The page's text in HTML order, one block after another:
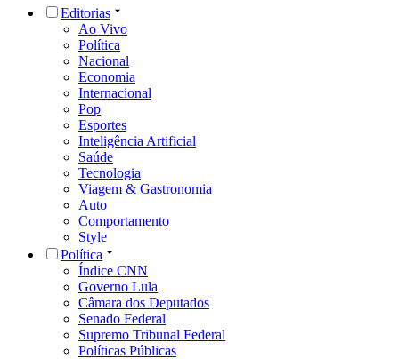
Editorias
Ao Vivo
Política
Nacional
Economia
Internacional
Pop
Esportes
Inteligência Artificial
Saúde
Tecnologia
Viagem & Gastronomia
Auto
Comportamento
Style
Política
Índice CNN
Governo Lula
Câmara dos Deputados
Senado Federal
Supremo Tribunal Federal
Políticas Públicas